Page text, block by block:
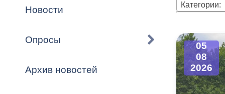
Города-
городского
Формы
Обратная
Комиссии
График
Новостная
Актуально
Новости
Опросы
Архив новостей
Категории:
05
08
2026